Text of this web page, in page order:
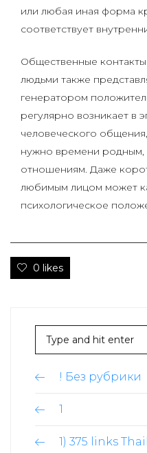
или любая иная форма
соответствует
Общественные
людьми также
генератором
регулярно возникает в
человеческого
нужно времени родным,
отношениям. Даже
любимым лицом может
психологическое
0 likes
! Без рубрики
1
1) 375 links